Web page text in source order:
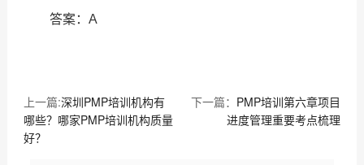
答案：A
上一篇:深圳PMP培训机构有
哪些？哪家PMP培训机构质量
好？
下一篇： PMP培训第六章项目
进度管理重要考点梳理